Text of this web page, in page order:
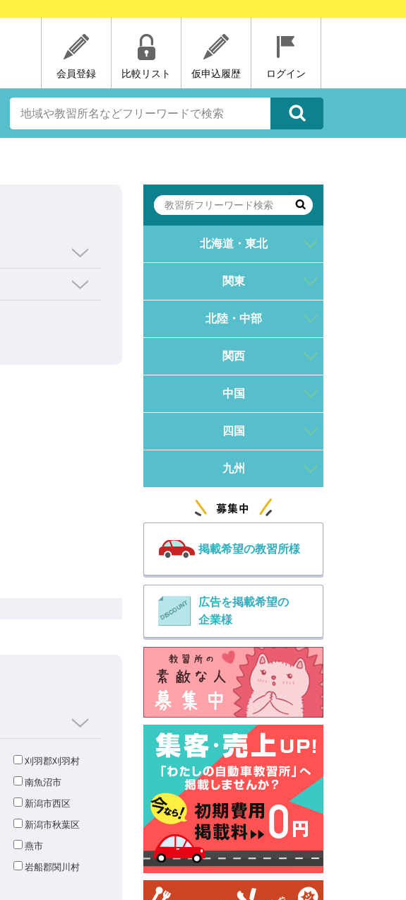
会員登録 比較リスト 仮申込履歴 ログイン
刈羽郡刈羽村
南魚沼市
新潟市西区
新潟市秋葉区
燕市
岩船郡関川村
北海道・東北
関東
北陸・中部
関西
中国
四国
九州
掲載希望の教習所様
広告を掲載希望の
企業様